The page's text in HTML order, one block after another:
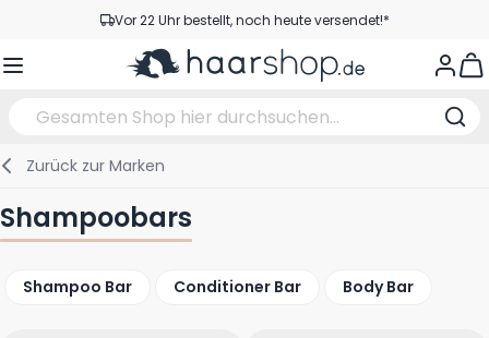
Zum Inhalt springenVor 22 Uhr bestellt, noch heute versendet!*
Versandkostenfrei ab 39 €
Styling
Haarfarbe
Gesichtspflege
Körperpflege
Bräunungsprodukte
Augenbrauen
Augen
Lippen
Nagelprodukte
Nagel Zubehör
Haarprodukte
Rasierprodukte
Bartpflege
Rasieren
Schneidzubehör
Schneiden
Haarfarbe
Zurück zur Marken
Shampoobars
Shampoo Bar Conditioner Bar Body Bar